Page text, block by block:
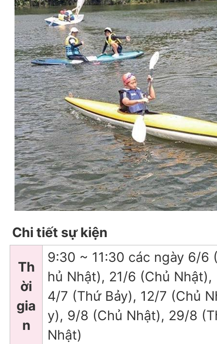
Chi tiết sự kiện
Th
ời
gia
n
9:30 ~ 11:30 các ngày 6/6
hủ Nhật), 21/6 (Chủ
4/7 (Thứ Bảy), 12/7 (Chủ
y), 9/8 (Chủ Nhật), 29/8
Nhật)